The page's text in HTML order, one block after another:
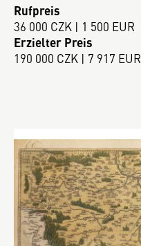
Rufpreis
36 000 CZK | 1 500 EUR
Erzielter Preis
190 000 CZK | 7 917 EUR